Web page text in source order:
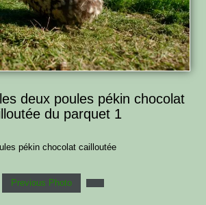
deux poules pékin chocolat
du parquet 1
pékin chocolat cailloutée
Previous Photo